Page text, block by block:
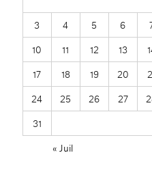
3
4 5 6
10
11 12 13
17
18 19 20
24
25 26 27
31
« Juil